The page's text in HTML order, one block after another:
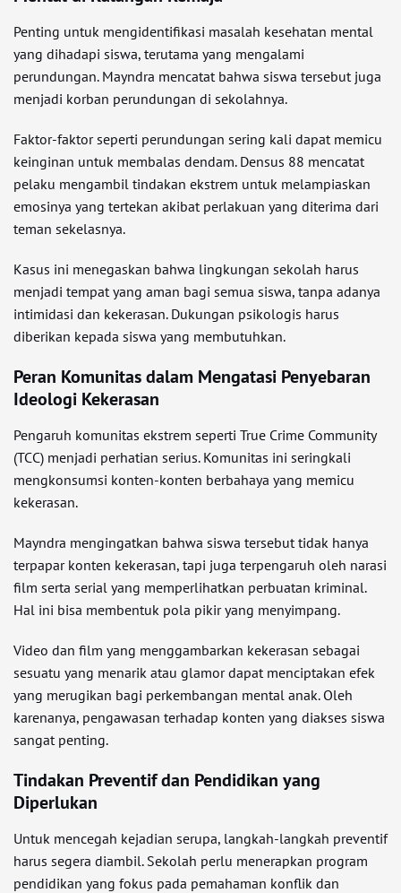
Penting untuk mengidentifikasi masalah kesehatan mental
yang dihadapi siswa, terutama yang mengalami
perundungan. Mayndra mencatat bahwa siswa tersebut juga
menjadi korban perundungan di sekolahnya.
Faktor-faktor seperti perundungan sering kali dapat memicu
keinginan untuk membalas dendam. Densus 88 mencatat
pelaku mengambil tindakan ekstrem untuk melampiaskan
emosinya yang tertekan akibat perlakuan yang diterima dari
teman sekelasnya.
Kasus ini menegaskan bahwa lingkungan sekolah harus
menjadi tempat yang aman bagi semua siswa, tanpa adanya
intimidasi dan kekerasan. Dukungan psikologis harus
diberikan kepada siswa yang membutuhkan.
Peran Komunitas dalam Mengatasi Penyebaran
Ideologi Kekerasan
Pengaruh komunitas ekstrem seperti True Crime Community
(TCC) menjadi perhatian serius. Komunitas ini seringkali
mengkonsumsi konten-konten berbahaya yang memicu
kekerasan.
Mayndra mengingatkan bahwa siswa tersebut tidak hanya
terpapar konten kekerasan, tapi juga terpengaruh oleh narasi
film serta serial yang memperlihatkan perbuatan kriminal.
Hal ini bisa membentuk pola pikir yang menyimpang.
Video dan film yang menggambarkan kekerasan sebagai
sesuatu yang menarik atau glamor dapat menciptakan efek
yang merugikan bagi perkembangan mental anak. Oleh
karenanya, pengawasan terhadap konten yang diakses siswa
sangat penting.
Tindakan Preventif dan Pendidikan yang
Diperlukan
Untuk mencegah kejadian serupa, langkah-langkah preventif
harus segera diambil. Sekolah perlu menerapkan program
pendidikan yang fokus pada pemahaman konflik dan